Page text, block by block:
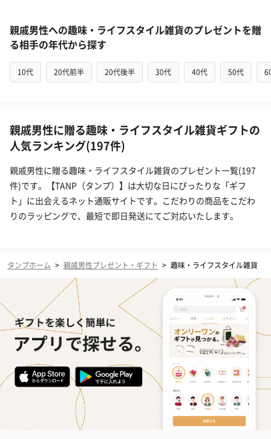
親戚男性への趣味・ライフスタイル雑貨のプレゼントを贈
る相手の年代から探す
10代 20代前半 20代後半 30代 40代 50代
親戚男性に贈る趣味・ライフスタイル雑貨ギフトの
人気ランキング(197件)
親戚男性に贈る趣味・ライフスタイル雑貨のプレゼント一覧(197
件)です。【TANP（タンプ）】は大切な日にぴったりな「ギフ
ト」に出会えるネット通販サイトです。こだわりの商品をこだわ
りのラッピングで、最短で即日発送にてご対応いたします。
タンプホーム > 親戚男性プレゼント・ギフト > 趣味・ライフスタイル雑貨